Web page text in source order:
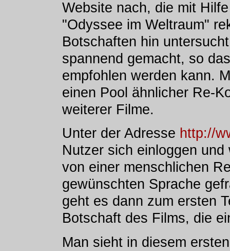
Website nach, die mit
"Odyssee im Weltraum"
Botschaften hin
spannend gemacht, so
empfohlen werden kann.
einen Pool ähnlicher Re-
weiterer Filme.
Unter der Adresse http://
Nutzer sich einloggen
von einer menschlichen
gewünschten Sprache
geht es dann zum ersten
Botschaft des Films, die
Man sieht in diesem